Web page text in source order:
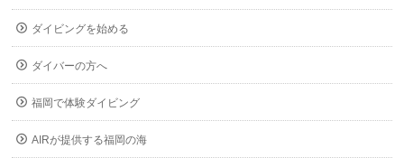
ダイビングを始める
ダイバーの方へ
福岡で体験ダイビング
AIRが提供する福岡の海